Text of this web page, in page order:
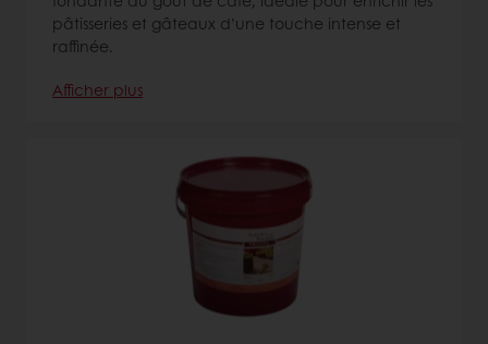
pâtisseries et gâteaux d’une touche intense et
raffinée.
Afficher plus